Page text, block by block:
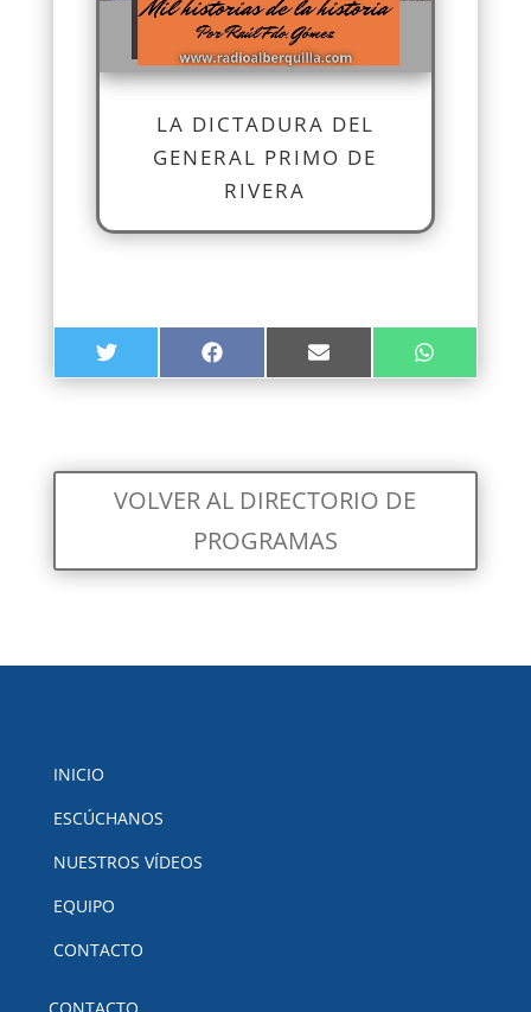
LA DICTADURA DEL
GENERAL PRIMO DE
RIVERA
COMPARTIR
EN
COMPARTIR
EN
FACEBOOK COMPARTIR
EN
EMAIL COMPARTIR
EN
WHATSAPP
VOLVER AL DIRECTORIO DE
PROGRAMAS
INICIO
ESCÚCHANOS
NUESTROS VÍDEOS
EQUIPO
CONTACTO